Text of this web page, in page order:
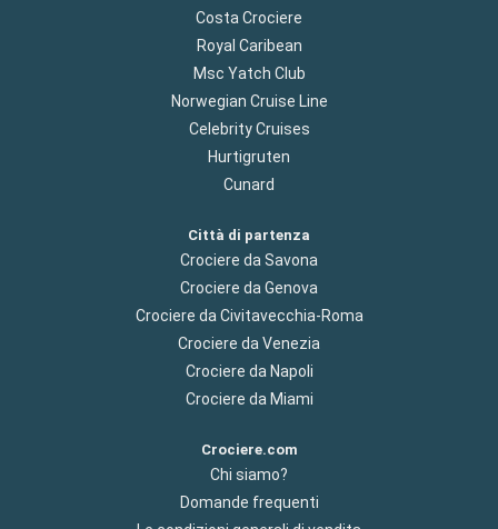
Costa Crociere
Royal Caribean
Msc Yatch Club
Norwegian Cruise Line
Celebrity Cruises
Hurtigruten
Cunard
Città di partenza
Crociere da Savona
Crociere da Genova
Crociere da Civitavecchia-Roma
Crociere da Venezia
Crociere da Napoli
Crociere da Miami
Crociere.com
Chi siamo?
Domande frequenti